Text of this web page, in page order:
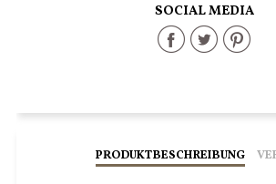
SOCIAL MEDIA
Share
Share
PRODUKTBESCHREIBUNG